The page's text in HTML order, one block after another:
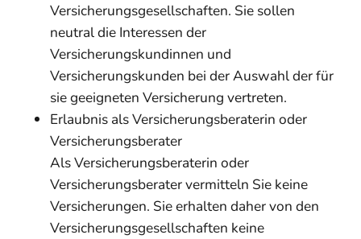
Versicherungsgesellschaften. Sie sollen
neutral die Interessen der
Versicherungskundinnen und
Versicherungskunden bei der Auswahl der für
sie geeigneten Versicherung vertreten.
Erlaubnis als Versicherungsberaterin oder
Versicherungsberater
Als Versicherungsberaterin oder
Versicherungsberater vermitteln Sie keine
Versicherungen. Sie erhalten daher von den
Versicherungsgesellschaften keine